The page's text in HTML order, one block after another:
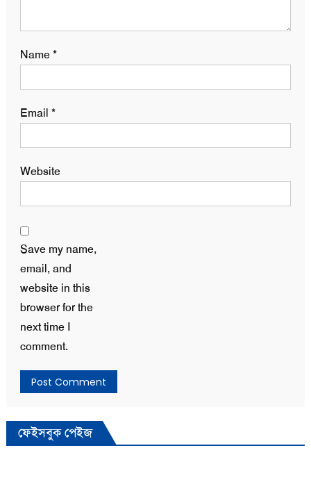
Name*
Email *
Website
Save my name,
email, and
website in this
browser for the
next time I
comment.
ফেইসবুক পেইজ